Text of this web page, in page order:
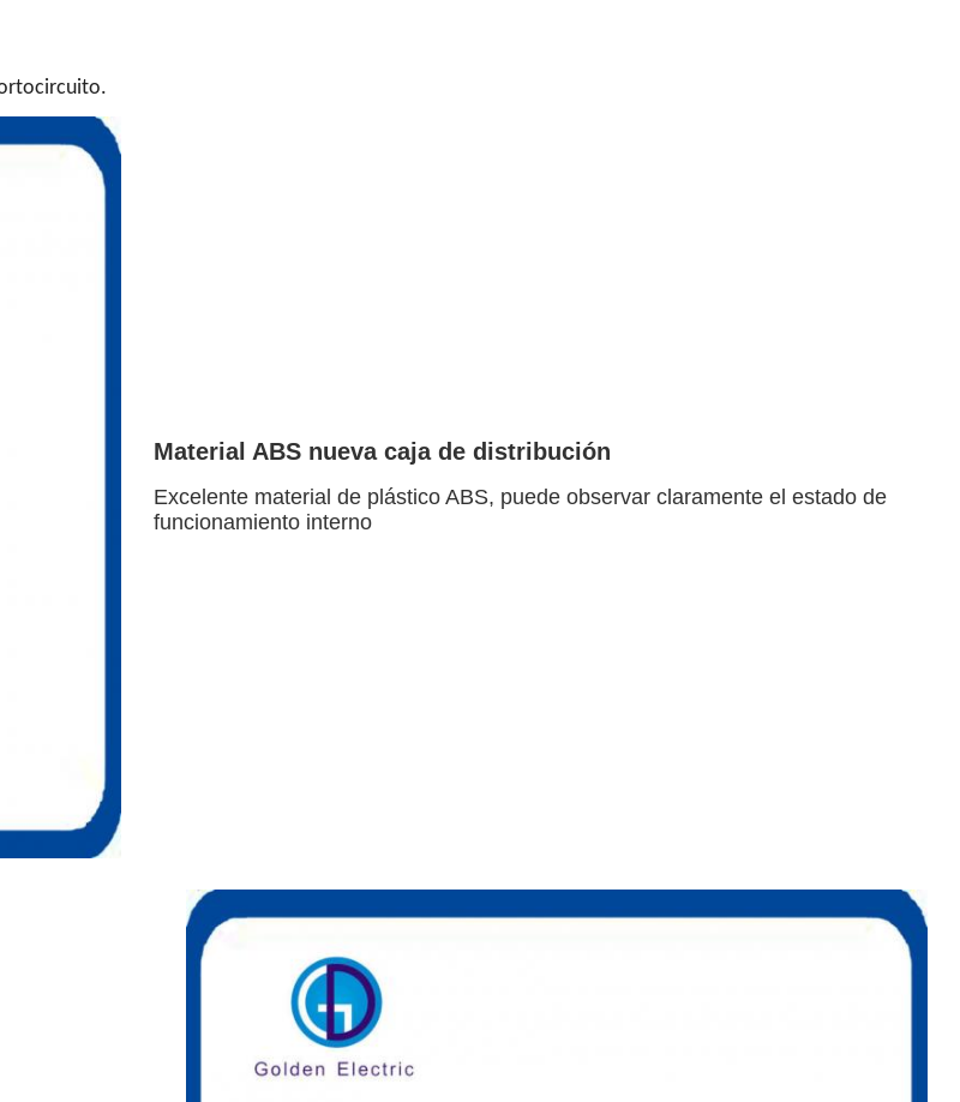
Material ABS nueva caja de distribución
Excelente material de plástico ABS, puede observar claramente el estado de
funcionamiento interno